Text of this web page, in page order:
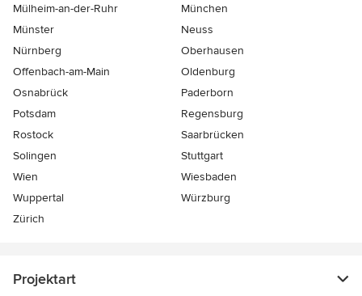
Mülheim-an-der-Ruhr
München
Münster
Neuss
Nürnberg
Oberhausen
Offenbach-am-Main
Oldenburg
Osnabrück
Paderborn
Potsdam
Regensburg
Rostock
Saarbrücken
Solingen
Stuttgart
Wien
Wiesbaden
Wuppertal
Würzburg
Zürich
Projektart